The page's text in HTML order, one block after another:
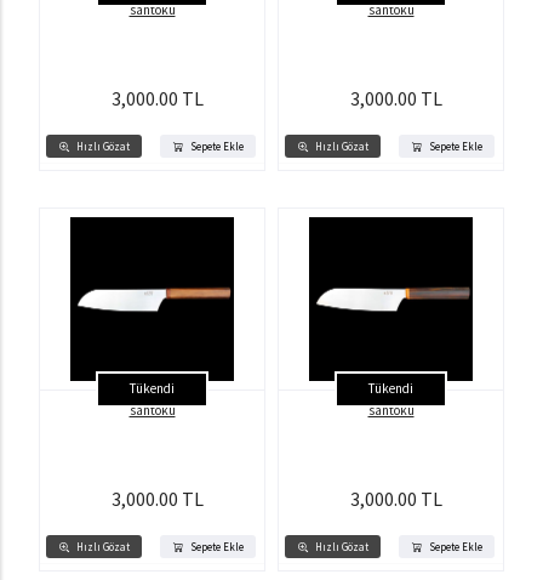
Hızlı Gözat Sepete Ekle
santoku
3,000.00 TL
Hızlı Gözat Sepete Ekle
santoku
3,000.00 TL
Tükendi
Hızlı Gözat Sepete Ekle
santoku
3,000.00 TL
Tükendi
Hızlı Gözat Sepete Ekle
santoku
3,000.00 TL